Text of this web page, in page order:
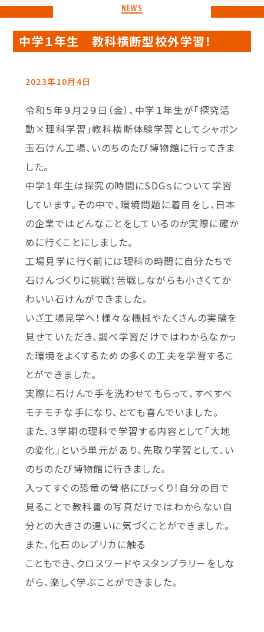
NEWS
中学１年生 教科横断型校外学習！
2023年10月4日
令和５年９月２９日（金）、中学１年生が「探究活
動×理科学習」教科横断体験学習としてシャボン
玉石けん工場、いのちのたび博物館に行ってきま
した。
中学１年生は探究の時間にSDGｓについて学習
しています。その中で、環境問題に着目をし、日本
の企業ではどんなことをしているのか実際に確か
めに行くことにしました。
工場見学に行く前には理科の時間に自分たちで
石けんづくりに挑戦！苦戦しながらも小さくてか
わいい石けんができました。
いざ工場見学へ！様々な機械やたくさんの実験を
見せていただき、調べ学習だけではわからなかっ
た環境をよくするための多くの工夫を学習するこ
とができました。
実際に石けんで手を洗わせてもらって、すべすべ
モチモチな手になり、とても喜んでいました。
また、３学期の理科で学習する内容として「大地
の変化」という単元があり、先取り学習として、い
のちのたび博物館に行きました。
入ってすぐの恐竜の骨格にびっくり！自分の目で
見ることで教科書の写真だけではわからない自
分との大きさの違いに気づくことができました。
また、化石のレプリカに触る
こともでき、クロスワードやスタンプラリーをしな
がら、楽しく学ぶことができました。